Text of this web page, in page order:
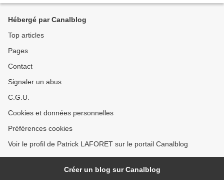
Hébergé par Canalblog
Top articles
Pages
Contact
Signaler un abus
C.G.U.
Cookies et données personnelles
Préférences cookies
Voir le profil de Patrick LAFORET sur le portail Canalblog
Créer un blog sur Canalblog